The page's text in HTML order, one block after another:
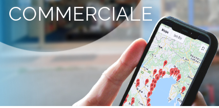
COMMERCIALE